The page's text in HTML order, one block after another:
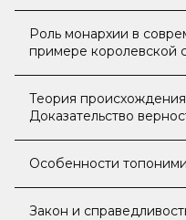
Роль монархии в
примере королевской
Теория происхождения
Доказательство
Особенности
Закон и